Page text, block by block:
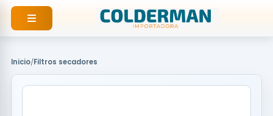
contenido
Inicio/Filtros secadores